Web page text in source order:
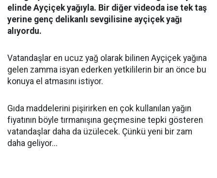
elinde Ayçiçek yağıyla. Bir diğer videoda ise tek taş
yerine genç delikanlı sevgilisine ayçiçek yağı
alıyordu.
Vatandaşlar en ucuz yağ olarak bilinen Ayçiçek yağına
gelen zamma isyan ederken yetkililerin bir an önce bu
konuya el atmasını istiyor.
Gıda maddelerini pişirirken en çok kullanılan yağın
fiyatının böyle tırmanışına geçmesine tepki gösteren
vatandaşlar daha da üzülecek. Çünkü yeni bir zam
daha geliyor...